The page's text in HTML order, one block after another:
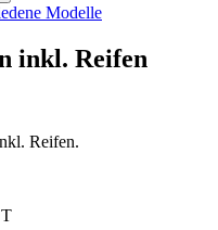
Modelle
inkl. Reifen
Reifen.